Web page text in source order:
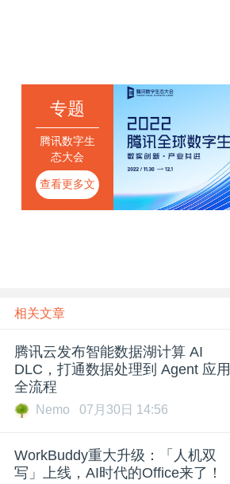
专题
腾讯数字生
态大会
查看更多文
章
相关文章
腾讯云发布智能数据湖计算 AI
DLC，打通数据处理到 Agent 应用
全流程
Nemo 07月30日 14:56
WorkBuddy重大升级：「人机双
写」上线，AI时代的Office来了！